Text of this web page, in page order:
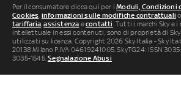
Per il consumatore clicca qui per iModuli,
Cookies, informazioni sulle modifiche contrattuali
tariffaria,assistenza econtatti. Tutti i marchi Sky
intellettuale in essi contenuti, sono di proprietà di
utilizzati su licenza. Copyright 2026 Sky Italia - Sky
20138 Milano P.IVA 04619241005. SkyTG24: ISSN
3035-1545.Segnalazione Abusi